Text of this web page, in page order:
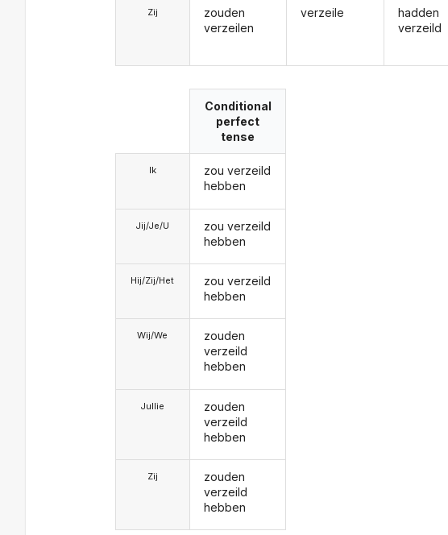
Zij
zouden
verzeilen
verzeile
hadden
verzeild
Ik
Jij/Je/U
Hij/Zij/Het
Wij/We
Jullie
Zij
Conditional
perfect
tense
zou verzeild
hebben
zou verzeild
hebben
zou verzeild
hebben
zouden
verzeild
hebben
zouden
verzeild
hebben
zouden
verzeild
hebben